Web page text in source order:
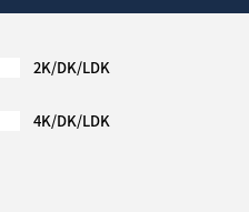
2K/DK/LDK
4K/DK/LDK